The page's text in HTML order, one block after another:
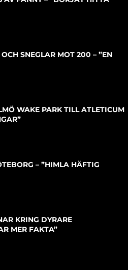
SNEGLAR MOT 200 – ”EN
WAKE PARK TILL ATLETICUM
– ”HIMLA HÄFTIG
KRING DYRARE
MER FAKTA”